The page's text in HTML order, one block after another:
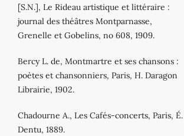
[S.N.], Le Rideau artistique et littéraire :
journal des théâtres Montparnasse,
Grenelle et Gobelins, no 608, 1909.
Bercy L. de, Montmartre et ses chansons :
poètes et chansonniers, Paris, H. Daragon
Librairie, 1902.
Chadourne A., Les Cafés-concerts, Paris, É.
Dentu, 1889.